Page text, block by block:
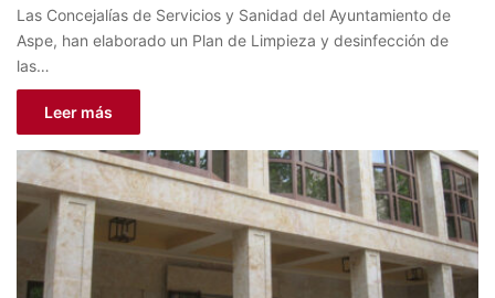
Las Concejalías de Servicios y Sanidad del Ayuntamiento de
Aspe, han elaborado un Plan de Limpieza y desinfección de
las…
Leer más